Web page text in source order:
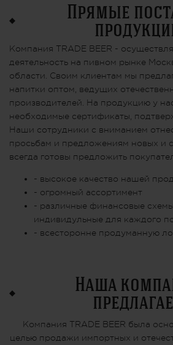
Прямые
Компания TRADE BEER -
деятельность на пивном рынке
области. Своим клиентам мы
напитки оптом, ведущих
производителей. На продукцию у
необходимые сертификаты,
Наши сотрудники с вниманием
просьбам и предложениям новых и
всегда готовы предложить
- высокое качество нашей
- огромный ассортимент
- различные финансовые
индивидульные для каждого
- всесторонне продуманную
Наша
Компания TRADE BEER была
целью продажи импортных и